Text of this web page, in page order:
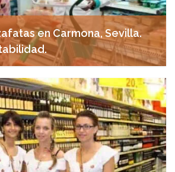
en Carmona, Sevilla.